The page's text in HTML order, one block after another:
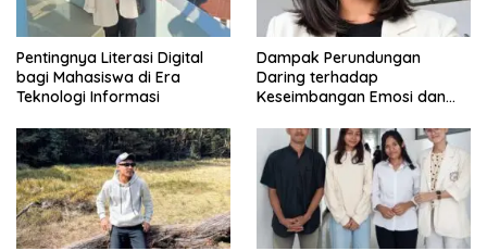
Pentingnya Literasi Digital
bagi Mahasiswa di Era
Teknologi Informasi
Dampak Perundungan
Daring terhadap
Keseimbangan Emosi dan